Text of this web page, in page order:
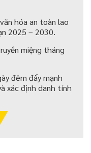
hóa an toàn lao
2025 – 2030.
miệng tháng
đêm đẩy mạnh
xác định danh tính